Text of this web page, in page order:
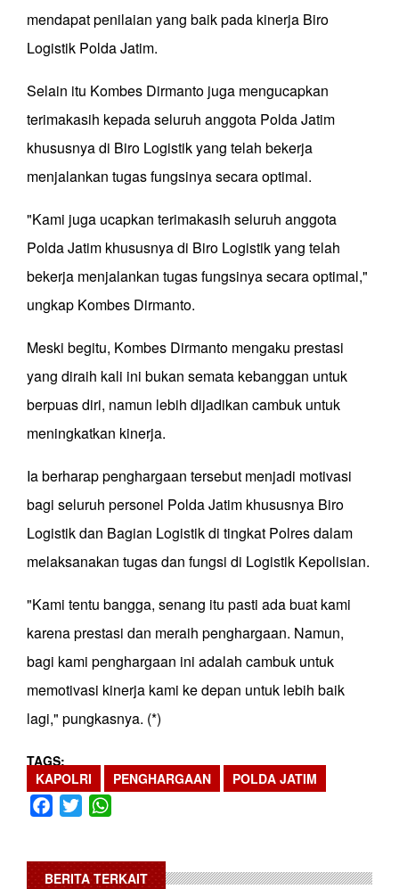
mendapat penilaian yang baik pada kinerja Biro
Logistik Polda Jatim.
Selain itu Kombes Dirmanto juga mengucapkan
terimakasih kepada seluruh anggota Polda Jatim
khususnya di Biro Logistik yang telah bekerja
menjalankan tugas fungsinya secara optimal.
"Kami juga ucapkan terimakasih seluruh anggota
Polda Jatim khususnya di Biro Logistik yang telah
bekerja menjalankan tugas fungsinya secara optimal,"
ungkap Kombes Dirmanto.
Meski begitu, Kombes Dirmanto mengaku prestasi
yang diraih kali ini bukan semata kebanggan untuk
berpuas diri, namun lebih dijadikan cambuk untuk
meningkatkan kinerja.
Ia berharap penghargaan tersebut menjadi motivasi
bagi seluruh personel Polda Jatim khususnya Biro
Logistik dan Bagian Logistik di tingkat Polres dalam
melaksanakan tugas dan fungsi di Logistik Kepolisian.
"Kami tentu bangga, senang itu pasti ada buat kami
karena prestasi dan meraih penghargaan. Namun,
bagi kami penghargaan ini adalah cambuk untuk
memotivasi kinerja kami ke depan untuk lebih baik
lagi," pungkasnya. (*)
TAGS
KAPOLRI
PENGHARGAAN POLDA JATIM
Facebook
Twitter
BERITA TERKAIT